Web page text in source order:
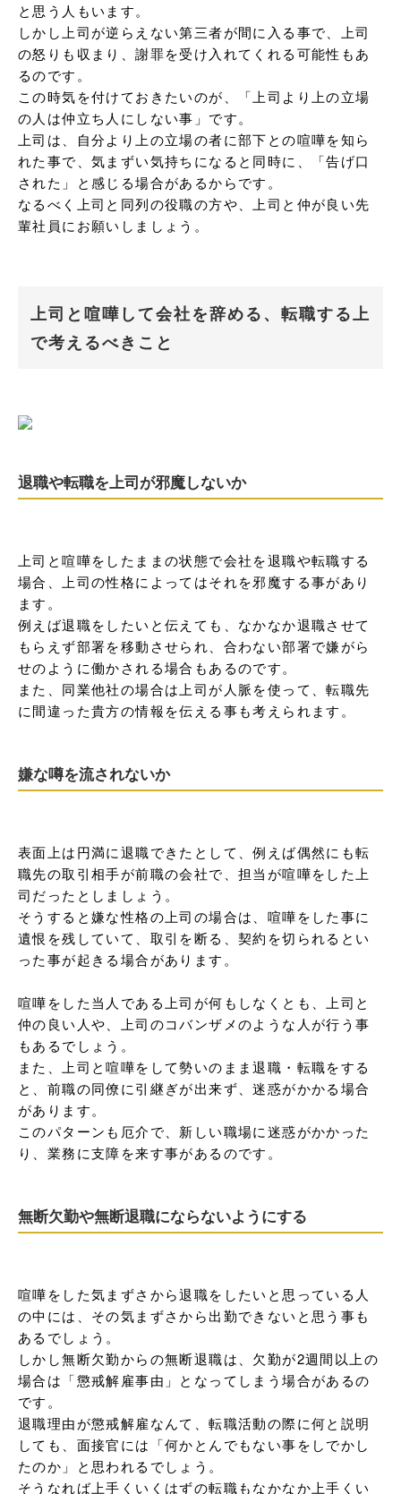
と思う人もいます。
しかし上司が逆らえない第三者が間に入る事で、上司
の怒りも収まり、謝罪を受け入れてくれる可能性もあ
るのです。
この時気を付けておきたいのが、「上司より上の立場
の人は仲立ち人にしない事」です。
上司は、自分より上の立場の者に部下との喧嘩を知ら
れた事で、気まずい気持ちになると同時に、「告げ口
された」と感じる場合があるからです。
なるべく上司と同列の役職の方や、上司と仲が良い先
輩社員にお願いしましょう。
上司と喧嘩して会社を辞める、転職する上
で考えるべきこと
退職や転職を上司が邪魔しないか
上司と喧嘩をしたままの状態で会社を退職や転職する
場合、上司の性格によってはそれを邪魔する事があり
ます。
例えば退職をしたいと伝えても、なかなか退職させて
もらえず部署を移動させられ、合わない部署で嫌がら
せのように働かされる場合もあるのです。
また、同業他社の場合は上司が人脈を使って、転職先
に間違った貴方の情報を伝える事も考えられます。
嫌な噂を流されないか
表面上は円満に退職できたとして、例えば偶然にも転
職先の取引相手が前職の会社で、担当が喧嘩をした上
司だったとしましょう。
そうすると嫌な性格の上司の場合は、喧嘩をした事に
遺恨を残していて、取引を断る、契約を切られるとい
った事が起きる場合があります。
喧嘩をした当人である上司が何もしなくとも、上司と
仲の良い人や、上司のコバンザメのような人が行う事
もあるでしょう。
また、上司と喧嘩をして勢いのまま退職・転職をする
と、前職の同僚に引継ぎが出来ず、迷惑がかかる場合
があります。
このパターンも厄介で、新しい職場に迷惑がかかった
り、業務に支障を来す事があるのです。
無断欠勤や無断退職にならないようにする
喧嘩をした気まずさから退職をしたいと思っている人
の中には、その気まずさから出勤できないと思う事も
あるでしょう。
しかし無断欠勤からの無断退職は、欠勤が2週間以上の
場合は「懲戒解雇事由」となってしまう場合があるの
です。
退職理由が懲戒解雇なんて、転職活動の際に何と説明
しても、面接官には「何かとんでもない事をしでかし
たのか」と思われるでしょう。
そうなれば上手くいくはずの転職もなかなか上手くい